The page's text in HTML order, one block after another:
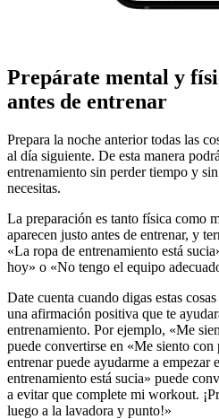
Prepárate mental y
antes de entrenar
Prepara la noche anterior todas las
al día siguiente. De esta manera
entrenamiento sin perder tiempo y
necesitas.
La preparación es tanto física como
aparecen justo antes de entrenar, y
«La ropa de entrenamiento está
hoy» o «No tengo el equipo
Date cuenta cuando digas estas
una afirmación positiva que te
entrenamiento. Por ejemplo, «Me
puede convertirse en «Me siento con
entrenar puede ayudarme a
entrenamiento está sucia» puede
a evitar que complete mi workout.
luego a la lavadora y punto!»